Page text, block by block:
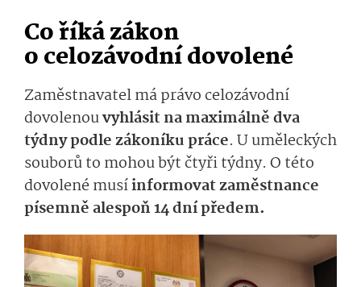
Co říká zákon
o celozávodní dovolené
Zaměstnavatel má právo celozávodní
dovolenouvyhlásit na maximálně dva
týdny podle zákoníku práce. U uměleckých
souborů to mohou být čtyři týdny. O této
dovolené musíinformovat zaměstnance
písemně alespoň 14 dní předem.